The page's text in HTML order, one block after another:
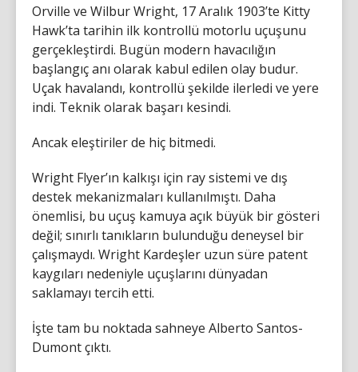
Orville ve Wilbur Wright, 17 Aralık 1903’te Kitty
Hawk’ta tarihin ilk kontrollü motorlu uçuşunu
gerçekleştirdi. Bugün modern havacılığın
başlangıç anı olarak kabul edilen olay budur.
Uçak havalandı, kontrollü şekilde ilerledi ve yere
indi. Teknik olarak başarı kesindi.
Ancak eleştiriler de hiç bitmedi.
Wright Flyer’ın kalkışı için ray sistemi ve dış
destek mekanizmaları kullanılmıştı. Daha
önemlisi, bu uçuş kamuya açık büyük bir gösteri
değil; sınırlı tanıkların bulunduğu deneysel bir
çalışmaydı. Wright Kardeşler uzun süre patent
kaygıları nedeniyle uçuşlarını dünyadan
saklamayı tercih etti.
İşte tam bu noktada sahneye Alberto Santos-
Dumont çıktı.